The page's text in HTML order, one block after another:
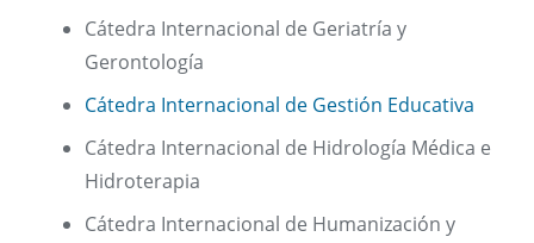
Cátedra Internacional de Geriatría y
Gerontología
Cátedra Internacional de Gestión Educativa
Cátedra Internacional de Hidrología Médica e
Hidroterapia
Cátedra Internacional de Humanización y